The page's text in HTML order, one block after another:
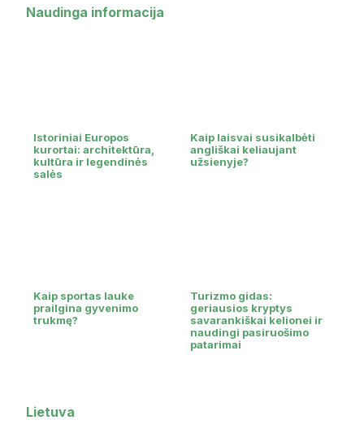
Naudinga informacija
Istoriniai Europos
kurortai: architektūra,
kultūra ir legendinės
salės
Kaip laisvai susikalbėti
angliškai keliaujant
užsienyje?
Kaip sportas lauke
prailgina gyvenimo
trukmę?
Turizmo gidas:
geriausios kryptys
savarankiškai kelionei ir
naudingi pasiruošimo
patarimai
Lietuva